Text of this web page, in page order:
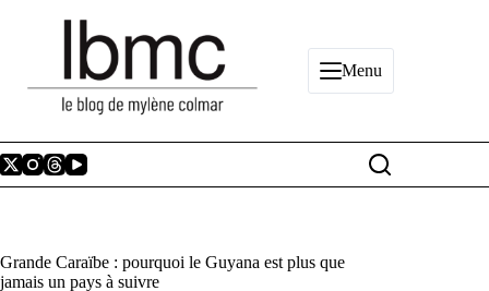
Menu
Grande Caraïbe : pourquoi le Guyana est plus que
jamais un pays à suivre